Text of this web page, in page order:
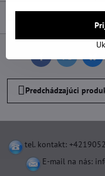
FacebookTwitter
Predchádzajúci
tel. kontakt:
E-mail na nás: